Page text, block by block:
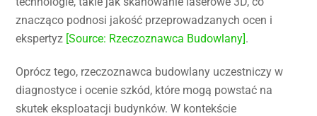
znacząco podnosi jakość przeprowadzanych ocen i
ekspertyz [Source: Rzeczoznawca Budowlany].
Oprócz tego, rzeczoznawca budowlany uczestniczy w
diagnostyce i ocenie szkód, które mogą powstać na
skutek eksploatacji budynków. W kontekście